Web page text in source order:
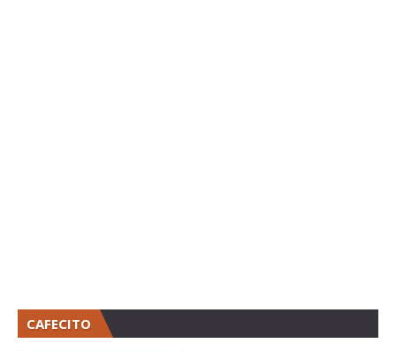
CAFECITO